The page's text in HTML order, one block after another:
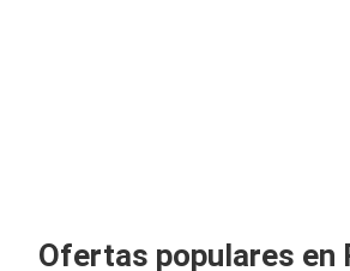
Ofertas populares en